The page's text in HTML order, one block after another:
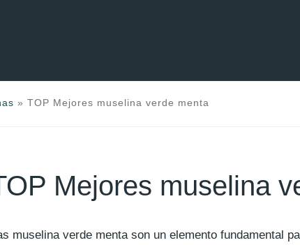
» TOP Mejores muselina verde menta
Mejores muselina
muselina verde menta son un elemento fundamental